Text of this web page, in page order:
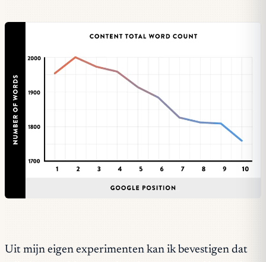
Uit mijn eigen experimenten kan ik bevestigen dat